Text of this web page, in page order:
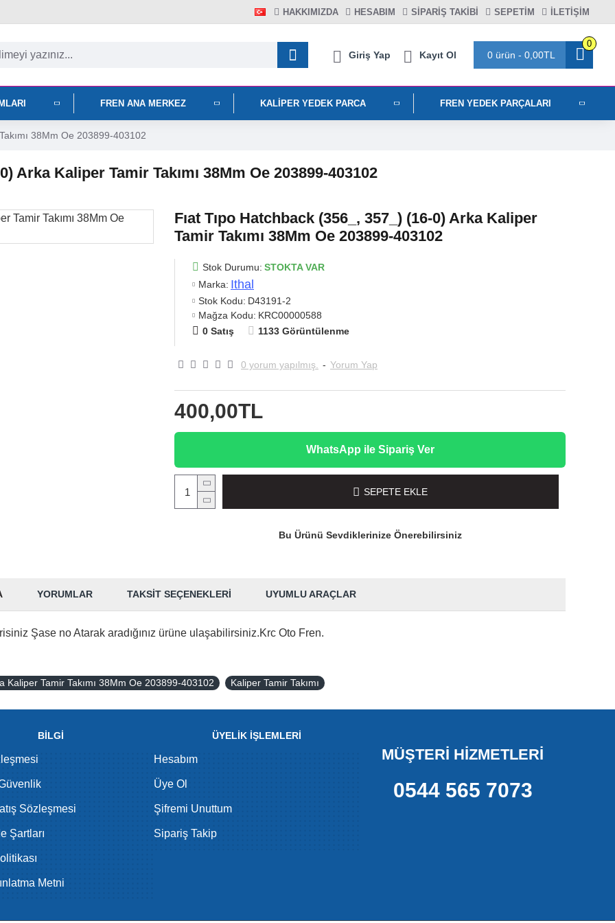
HAKKIMIZDA HESABIM SIPARIŞ TAKIBI SEPETIM İLETİŞİM
Giriş Yap Kayıt Ol 0 ürün - 0,00TL
0
FREN ANA MERKEZ KALIPER YEDEK PARCA FREN YEDEK PARÇALARI
38Mm Oe 203899-403102
Arka Kaliper Tamir Takımı 38Mm Oe 203899-403102
Fıat Tıpo Hatchback (356_, 357_) (16-0) Arka Kaliper
Tamir Takımı 38Mm Oe 203899-403102
Stok Durumu: STOKTA VAR
Marka: Ithal
Stok Kodu: D43191-2
Mağza Kodu: KRC00000588
0 Satış
1133 Görüntülenme
0 yorum yapılmış. - Yorum Yap
400,00TL
WhatsApp ile Sipariş Ver
SEPETE EKLE
Bu Ürünü Sevdiklerinize Önerebilirsiniz
YORUMLAR TAKSIT SEÇENEKLERI UYUMLU ARAÇLAR
Şase no Atarak aradığınız ürüne ulaşabilirsiniz.Krc Oto Fren.
Kaliper Tamir Takımı 38Mm Oe 203899-403102 Kaliper Tamir Takımı
BİLGİ
Sözleşmesi
Şartları
Metni
ÜYELİK İŞLEMLERİ
Hesabım
Üye Ol
Şifremi Unuttum
Sipariş Takip
MÜŞTERİ HİZMETLERİ
0544 565 7073